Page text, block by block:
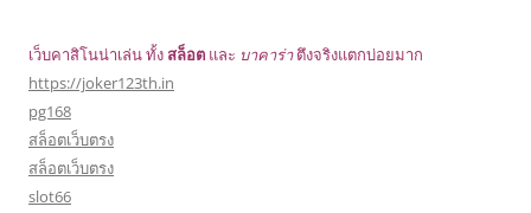
เว็บคาสิโนน่าเล่น ทั้งสล็อต และ บาคาร่าตึงจริงแตกบ่อยมาก
https://joker123th.in
pg168
สล็อตเว็บตรง
สล็อตเว็บตรง
slot66